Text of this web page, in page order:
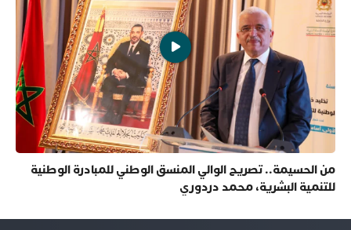
من الحسيمة.. تصريح الوالي المنسق الوطني للمبادرة الوطنية
للتنمية البشرية، محمد دردوري